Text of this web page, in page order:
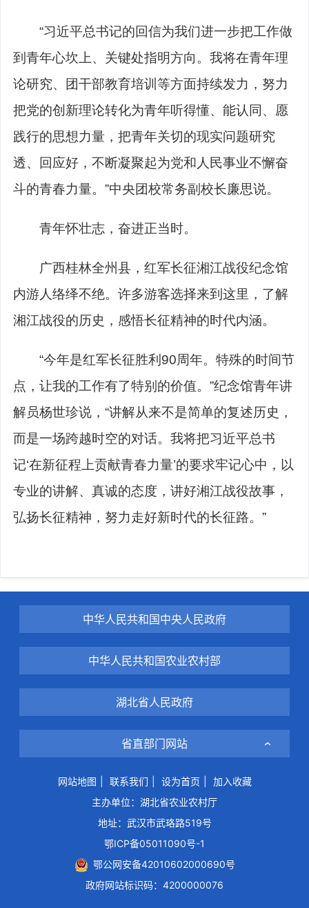
“习近平总书记的回信为我们进一步把工作做
到青年心坎上、关键处指明方向。我将在青年理
论研究、团干部教育培训等方面持续发力，努力
把党的创新理论转化为青年听得懂、能认同、愿
践行的思想力量，把青年关切的现实问题研究
透、回应好，不断凝聚起为党和人民事业不懈奋
斗的青春力量。”中央团校常务副校长廉思说。
青年怀壮志，奋进正当时。
广西桂林全州县，红军长征湘江战役纪念馆
内游人络绎不绝。许多游客选择来到这里，了解
湘江战役的历史，感悟长征精神的时代内涵。
“今年是红军长征胜利90周年。特殊的时间节
点，让我的工作有了特别的价值。”纪念馆青年讲
解员杨世珍说，“讲解从来不是简单的复述历史，
而是一场跨越时空的对话。我将把习近平总书
记‘在新征程上贡献青春力量’的要求牢记心中，以
专业的讲解、真诚的态度，讲好湘江战役故事，
弘扬长征精神，努力走好新时代的长征路。”
中华人民共和国中央人民政府
中华人民共和国农业农村部
湖北省人民政府
省直部门网站
网站地图 联系我们 设为首页
加入收藏
主办单位：湖北省农业农村厅
地址：武汉市武珞路519号
鄂ICP备05011090号-1
鄂公网安备42010602000690号
政府网站标识码：4200000076